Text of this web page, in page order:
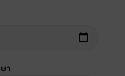
า